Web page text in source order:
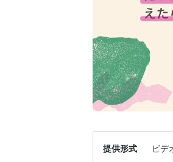
提供形式
ビデ